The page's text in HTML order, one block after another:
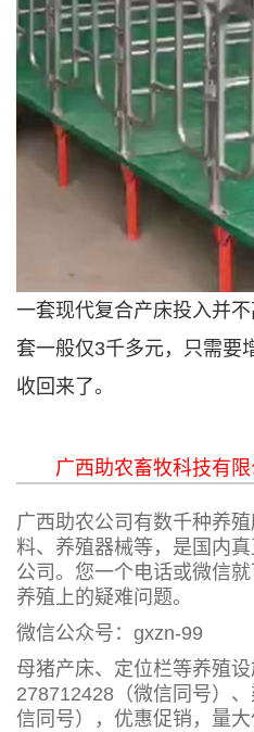
一套现代复合产床投入并
套一般仅3千多元，只需要
收回来了。
广西助农畜牧科技有
广西助农公司有数千种养
料、养殖器械等，是国内
公司。您一个电话或微信
养殖上的疑难问题。
微信公众号：gxzn-99
母猪产床、定位栏等养殖
278712428（微信同号）
信同号），优惠促销，量大